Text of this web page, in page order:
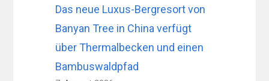
Das neue Luxus-Bergresort von
Banyan Tree in China verfügt
über Thermalbecken und einen
Bambuswaldpfad